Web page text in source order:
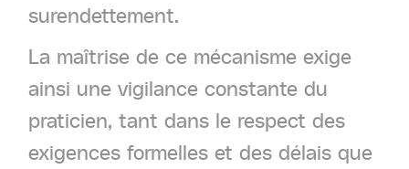
surendettement.
La maîtrise de ce mécanisme exige
ainsi une vigilance constante du
praticien, tant dans le respect des
exigences formelles et des délais que